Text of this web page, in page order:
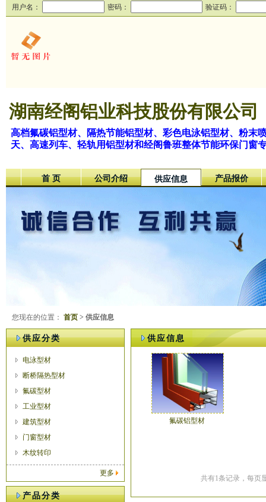
用户名： 密码： 验证码：
湖南经阁铝业科技股份有限公司
高档氟碳铝型材、隔热节能铝型材、彩色电泳铝型材、粉末
天、高速列车、轻轨用铝型材和经阁鲁班整体节能环保门窗
首 页 公司介绍 供应信息 产品报价
您现在的位置： 首页 > 供应信息
供应分类
电泳型材
断桥隔热型材
氟碳型材
工业型材
建筑型材
门窗型材
木纹转印
更多
产品分类
供应信息
氟碳铝型材
共有1条记录，每页